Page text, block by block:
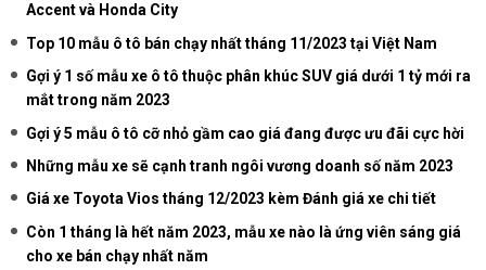
Accent và Honda City
Top 10 mẫu ô tô bán chạy nhất tháng 11/2023 tại Việt Nam
Gợi ý 1 số mẫu xe ô tô thuộc phân khúc SUV giá dưới 1 tỷ mới ra
mắt trong năm 2023
Gợi ý 5 mẫu ô tô cỡ nhỏ gầm cao giá đang được ưu đãi cực hời
Những mẫu xe sẽ cạnh tranh ngôi vương doanh số năm 2023
Giá xe Toyota Vios tháng 12/2023 kèm Đánh giá xe chi tiết
Còn 1 tháng là hết năm 2023, mẫu xe nào là ứng viên sáng giá
cho xe bán chạy nhất năm